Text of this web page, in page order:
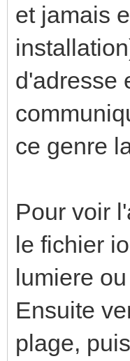
et jamais
d'adresse
ce genre
Pour voir
le fichier
lumiere
Ensuite
plage,